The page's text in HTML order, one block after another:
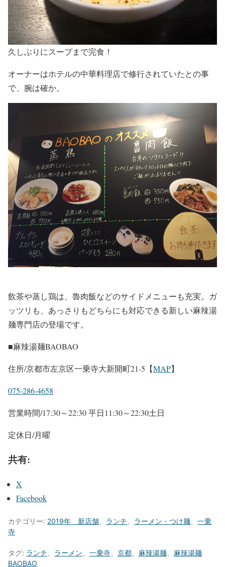
久しぶりにスープまで完食！
オーナーはホテルの中華料理店で修行されていたとの事
で、腕は確か。
飲茶や蒸し鶏は、魯肉飯などのサイドメニューも充実。ガ
ッツリも、あっさりもどちらにも対応できる新しい麻辣湯
麺専門店の登場です。
■麻辣湯麺BAOBAO
住所/京都市左京区一乗寺大新開町21-5【MAP】
075-286-4658
営業時間/17:30～22:30 平日11:30～22:30土日
定休日/月曜
共有:
X
Facebook
カテゴリー: 2019年 新店舗 ランチ ラーメン・つけ麺
一乗
寺
タグ: ランチ ラーメン 一乗寺 京都 麻辣湯麺
麻辣湯麺
BAOBAO